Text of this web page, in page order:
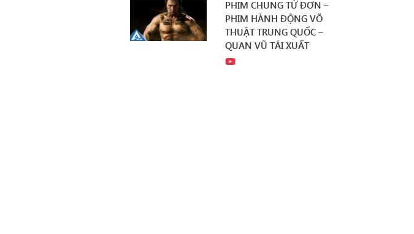
PHIM CHUNG TỬ ĐƠN –
PHIM HÀNH ĐỘNG VÕ
THUẬT TRUNG QUỐC –
QUAN VŨ TÁI XUẤT